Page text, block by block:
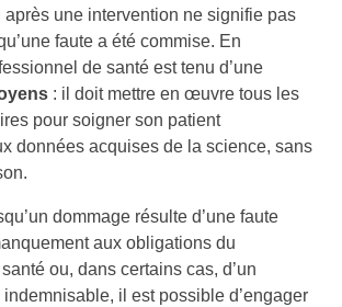
une intervention ne signifie pas
faute a été commise. En
de santé est tenu d’une
: il doit mettre en œuvre tous les
pour soigner son patient
données acquises de la science, sans
dommage résulte d’une faute
aux obligations du
ou, dans certains cas, d’un
il est possible d’engager